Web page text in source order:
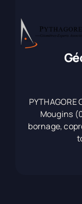
contenu
Contactez-
Mougins
bornage,